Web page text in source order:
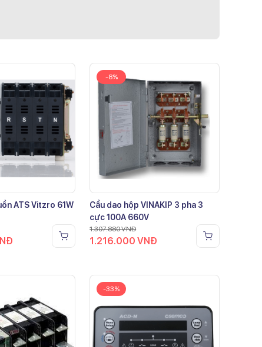
ATS Vitzro 61W
-8%
Cầu dao hộp VINAKIP 3 pha 3
cực 100A 660V
1.307.880VNĐ
1.216.000VNĐ
-33%